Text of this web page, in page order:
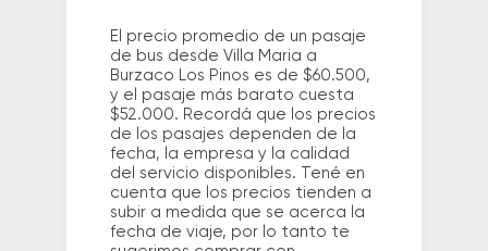
El precio promedio de un pasaje
de bus desde Villa Maria a
Burzaco Los Pinos es de $60.500,
y el pasaje más barato cuesta
$52.000. Recordá que los precios
de los pasajes dependen de la
fecha, la empresa y la calidad
del servicio disponibles. Tené en
cuenta que los precios tienden a
subir a medida que se acerca la
fecha de viaje, por lo tanto te